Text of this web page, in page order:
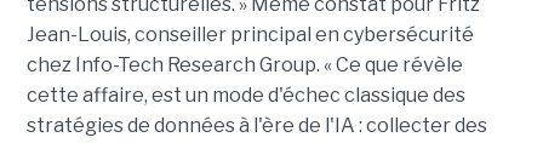
tensions structurelles. » Même constat pour Fritz
Jean-Louis, conseiller principal en cybersécurité
chez Info-Tech Research Group. « Ce que révèle
cette affaire, est un mode d'échec classique des
stratégies de données à l'ère de l'IA : collecter des